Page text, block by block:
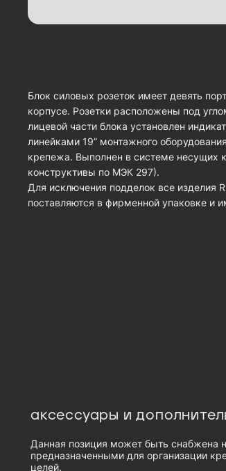
Блок силовых розеток имеет девять
корпусе. Розетки расположены под
лицевой части блока установлен
линейками 19” монтажного
крепежа. Выполнен в системе
конструктивы по МЭК 297).
Для исключения подделок все изделия
поставляются в фирменной упаковке и
аксессуары и
Данная позиция может быть
предназначенными для организации
целей.